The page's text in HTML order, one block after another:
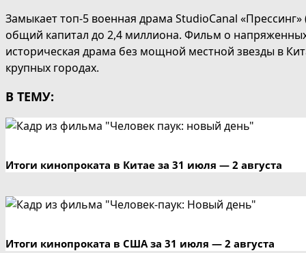
Замыкает топ-5 военная драма StudioCanal
общий капитал до 2,4 миллиона. Фильм о
историческая драма без мощной местной звезды в
крупных городах.
В ТЕМУ:
Итоги кинопроката в Китае за 31 июля — 2 августа
Итоги кинопроката в США за 31 июля — 2 августа